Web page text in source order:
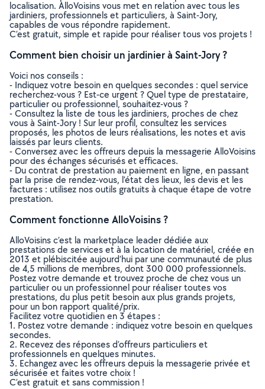
localisation. AlloVoisins vous met en relation avec tous les
jardiniers, professionnels et particuliers, à Saint-Jory,
capables de vous répondre rapidement.
C’est gratuit, simple et rapide pour réaliser tous vos projets !
Comment bien choisir un jardinier à Saint-Jory ?
Voici nos conseils :
- Indiquez votre besoin en quelques secondes : quel service
recherchez-vous ? Est-ce urgent ? Quel type de prestataire,
particulier ou professionnel, souhaitez-vous ?
- Consultez la liste de tous les jardiniers, proches de chez
vous à Saint-Jory ! Sur leur profil, consultez les services
proposés, les photos de leurs réalisations, les notes et avis
laissés par leurs clients.
- Conversez avec les offreurs depuis la messagerie AlloVoisins
pour des échanges sécurisés et efficaces.
- Du contrat de prestation au paiement en ligne, en passant
par la prise de rendez-vous, l’état des lieux, les devis et les
factures : utilisez nos outils gratuits à chaque étape de votre
prestation.
Comment fonctionne AlloVoisins ?
AlloVoisins c’est la marketplace leader dédiée aux
prestations de services et à la location de matériel, créée en
2013 et plébiscitée aujourd’hui par une communauté de plus
de 4,5 millions de membres, dont 300 000 professionnels.
Postez votre demande et trouvez proche de chez vous un
particulier ou un professionnel pour réaliser toutes vos
prestations, du plus petit besoin aux plus grands projets,
pour un bon rapport qualité/prix.
Facilitez votre quotidien en 3 étapes :
1. Postez votre demande : indiquez votre besoin en quelques
secondes.
2. Recevez des réponses d’offreurs particuliers et
professionnels en quelques minutes.
3. Echangez avec les offreurs depuis la messagerie privée et
sécurisée et faites votre choix !
C’est gratuit et sans commission !